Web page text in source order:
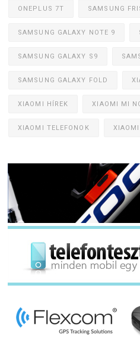
ONEPLUS 7T SAMSUNG
SAMSUNG GALAXY NOTE 9
SAMSUNG GALAXY S9
SAMSUNG GALAXY FOLD
XIAOMI HÍREK XIAOMI MI
XIAOMI TELEFONOK